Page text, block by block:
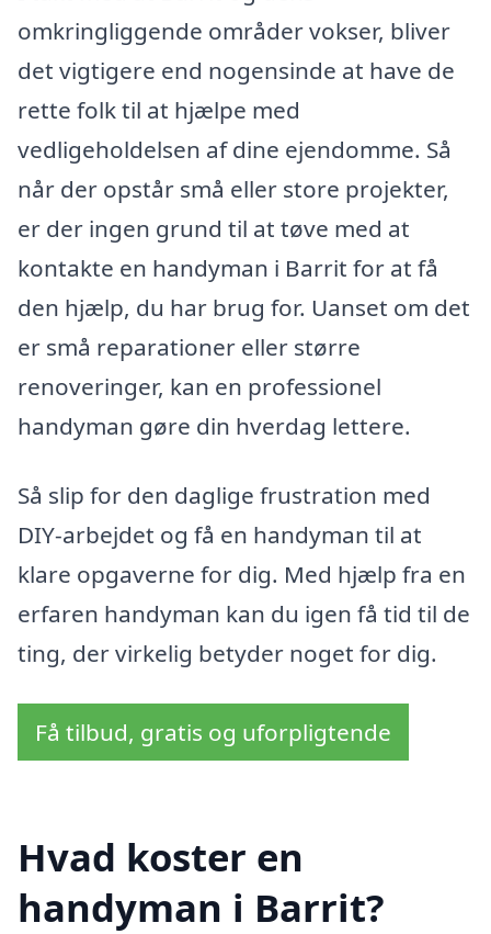
omkringliggende områder vokser, bliver
det vigtigere end nogensinde at have de
rette folk til at hjælpe med
vedligeholdelsen af dine ejendomme. Så
når der opstår små eller store projekter,
er der ingen grund til at tøve med at
kontakte en handyman i Barrit for at få
den hjælp, du har brug for. Uanset om det
er små reparationer eller større
renoveringer, kan en professionel
handyman gøre din hverdag lettere.
Så slip for den daglige frustration med
DIY-arbejdet og få en handyman til at
klare opgaverne for dig. Med hjælp fra en
erfaren handyman kan du igen få tid til de
ting, der virkelig betyder noget for dig.
Få tilbud, gratis og uforpligtende
Hvad koster en
handyman i Barrit?